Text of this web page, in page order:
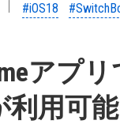
#iOS18
アプ
利用可